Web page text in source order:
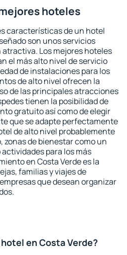
hoteles
características de un hotel
son unos servicios
Los mejores hoteles
el más alto nivel de servicio
de instalaciones para los
de alto nivel ofrecen la
de las principales atracciones
tienen la posibilidad de
gratuito así como de elegir
que se adapte perfectamente
de alto nivel probablemente
zonas de bienestar como un
para los más
en Costa Verde es la
familias y viajes de
que desean organizar
en Costa Verde?